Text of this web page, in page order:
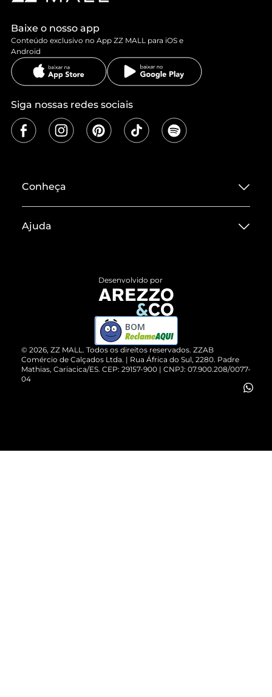
Baixe o nosso app
Conteúdo exclusivo no App ZZ MALL para iOS e
Android
Siga nossas redes sociais
Conheça
Termos de Uso
ZZ MALL é confiável
Cartão Presente
Vendas Corporativas
Ajuda
Devolução do Produto
Compre pelo WhatsApp
© 2026, ZZ MALL. Todos os direitos reservados. ZZAB
Comércio de Calçados Ltda. | Rua África do Sul, 2280. Padre
Mathias, Cariacica/ES. CEP: 29157-900 | CNPJ: 07.900.208/0077-
04
Desenvolvido por
BOM